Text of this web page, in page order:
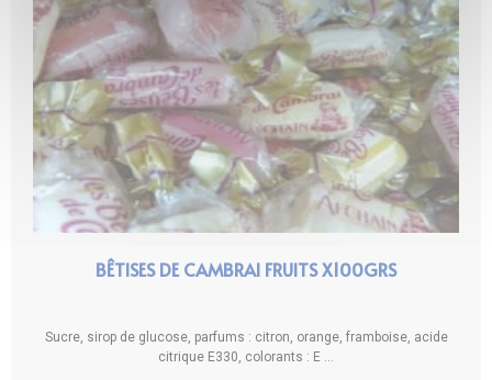
BÊTISES DE CAMBRAI FRUITS X100GRS
Sucre, sirop de glucose, parfums : citron, orange, framboise, acide
citrique E330, colorants : E ...